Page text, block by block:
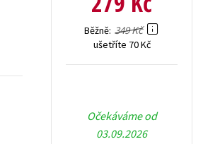
Běžně 349 Kč
ušetříte 70 Kč
Očekáváme od
03.09.2026